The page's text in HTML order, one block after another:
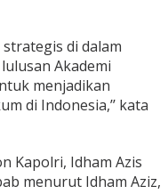
di dalam
Akademi
menjadikan
di Indonesia,’’ kata
Kapolri, Idham Azis
menurut Idham Aziz,